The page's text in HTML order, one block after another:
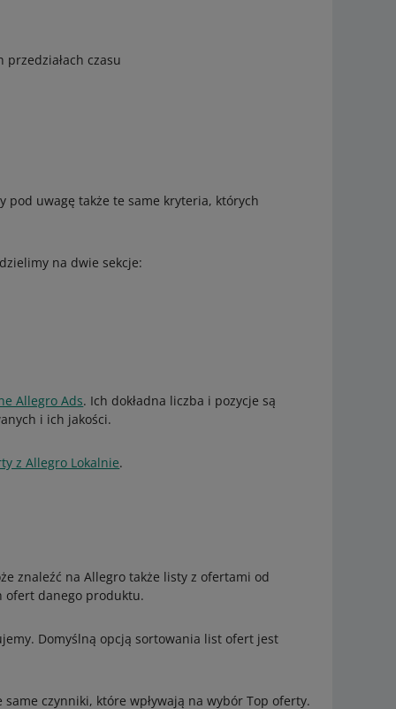
czasu
pod uwagę także te same kryteria, których
na dwie sekcje:
Allegro Ads. Ich dokładna liczba i pozycje są
i ich jakości.
z Allegro Lokalnie.
znaleźć na Allegro także listy z ofertami od
ofert danego produktu.
Domyślną opcją sortowania list ofert jest
czynniki, które wpływają na wybór Top oferty.